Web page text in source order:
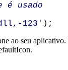
é usado
123' );
ao seu aplicativo.